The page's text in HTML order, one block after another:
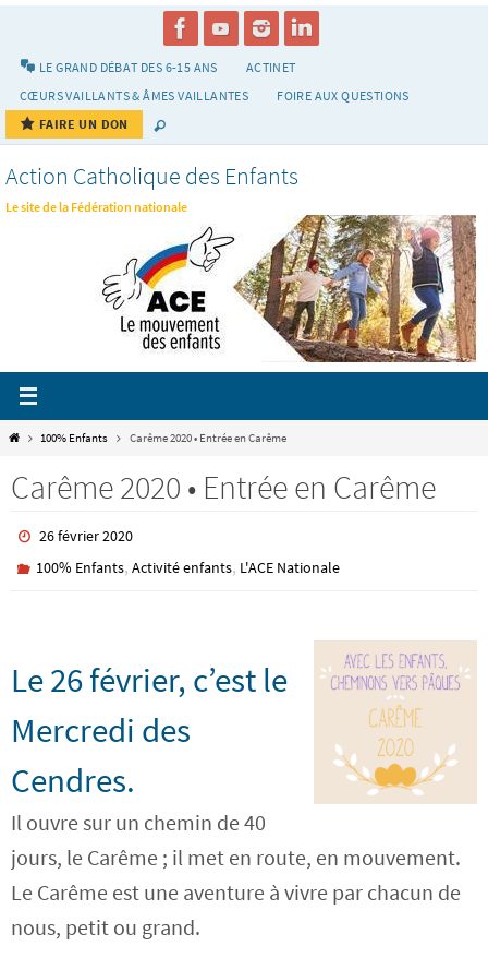
LE GRAND DÉBAT DES 6-15 ANS
ACTINET
CŒURS VAILLANTS & ÂMES VAILLANTES
FOIRE AUX QUESTIONS
FAIRE UN DON
Action Catholique des Enfants
Le site de la Fédération nationale
Home100% Enfants Carême 2020 • Entrée en Carême
Carême 2020 • Entrée en Carême
26 février 2020
100% Enfants,Activité enfants, L'ACE Nationale
Le 26 février, c’est le
Mercredi des
Cendres.
Il ouvre sur un chemin de 40
jours, le Carême ; il met en route, en mouvement.
Le Carême est une aventure à vivre par chacun de
nous, petit ou grand.